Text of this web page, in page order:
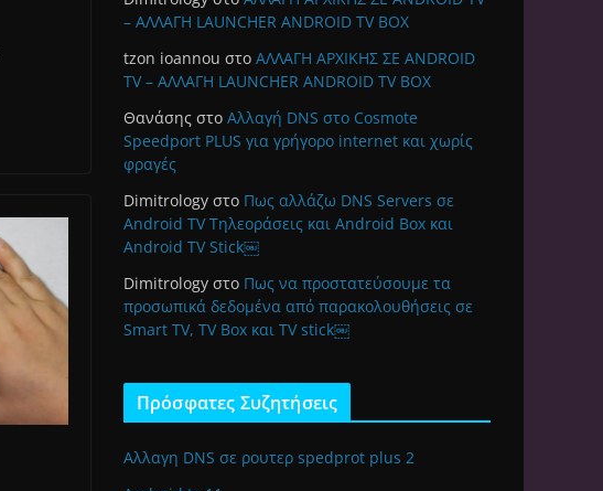
– ΑΛΛΑΓΗ LAUNCHER ANDROID TV BOX
tzon ioannou στο ΑΛΛΑΓΗ ΑΡΧΙΚΗΣ ΣΕ ANDROID
TV – ΑΛΛΑΓΗ LAUNCHER ANDROID TV BOX
Θανάσης στο Αλλαγή DNS στο Cosmote
Speedport PLUS για γρήγορο internet και χωρίς
φραγές
Dimitrology στο Πως αλλάζω DNS Servers σε
Android TV Τηλεοράσεις και Android Box και
Android TV Stick￼
Dimitrology στο Πως να προστατεύσουμε τα
προσωπικά δεδομένα από παρακολουθήσεις σε
Smart TV, TV Box και TV stick￼
Πρόσφατες Συζητήσεις
Αλλαγη DNS σε ρουτερ spedprot plus 2